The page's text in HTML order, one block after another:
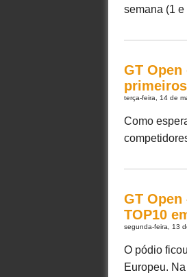
semana (1
GT
terça-feira, 14 de
Como
GT
TOP10
segunda-feira, 13
O pódio
Europeu.